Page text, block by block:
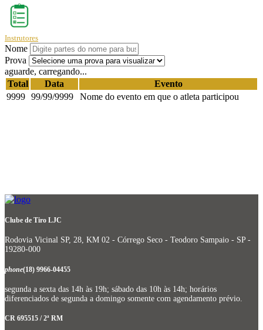
Instrutores
Nome
Prova
aguarde, carregando...
Total
Data
Evento
9999 99/99/9999 Nome do evento em que o atleta participou
Clube de Tiro LJC
Rodovia Vicinal SP, 28, KM 02 - Córrego Seco - Teodoro Sampaio - SP -
19280-000
phone(18) 9966-04455
segunda a sexta das 14h às 19h; sábado das 10h às 14h; horários
diferenciados de segunda a domingo somente com agendamento prévio.
CR 695515 / 2ª RM